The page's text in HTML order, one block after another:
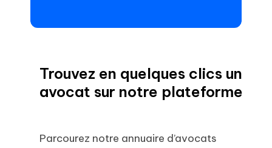
Trouvez en quelques clics un
avocat sur notre plateforme
Parcourez notre annuaire d’avocats